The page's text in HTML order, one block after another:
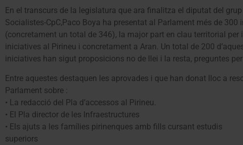
En el transcurs de la legislatura que ara finalitza el diputat del
Socialistes-CpC,Paco Boya ha presentat al Parlament més de 300
(concretament un total de 346), la major part en clau territorial per
iniciatives al Pirineu i concretament a Aran. Un total de 200
iniciatives han sigut proposicions no de llei i la resta, preguntes
Entre aquestes destaquen les aprovades i que han donat lloc a
Parlament sobre :
• La redacció del Pla d’accessos al Pirineu.
• El Pla director de les Infraestructures
• Els ajuts a les famílies pirinenques amb fills cursant estudis
superiors